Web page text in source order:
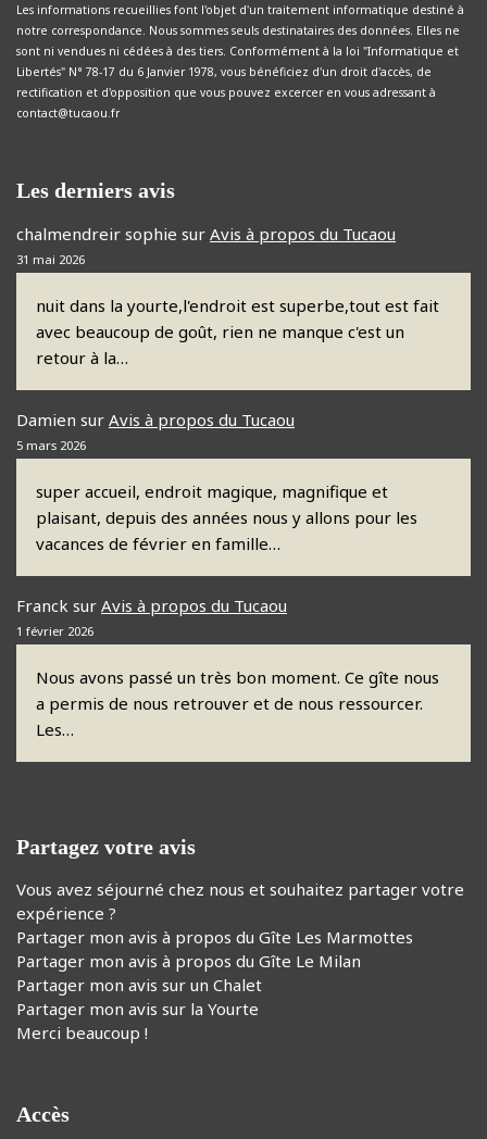
Les informations recueillies font l'objet d'un traitement informatique destiné à
notre correspondance. Nous sommes seuls destinataires des données. Elles ne
sont ni vendues ni cédées à des tiers. Conformément à la loi "Informatique et
Libertés" N° 78-17 du 6 Janvier 1978, vous bénéficiez d'un droit d'accès, de
rectification et d'opposition que vous pouvez excercer en vous adressant à
contact@tucaou.fr
Les derniers avis
chalmendreir sophie sur Avis à propos du Tucaou
31 mai 2026
nuit dans la yourte,l'endroit est superbe,tout est fait
avec beaucoup de goût, rien ne manque c'est un
retour à la…
Damien sur Avis à propos du Tucaou
5 mars 2026
super accueil, endroit magique, magnifique et
plaisant, depuis des années nous y allons pour les
vacances de février en famille…
Franck sur Avis à propos du Tucaou
1 février 2026
Nous avons passé un très bon moment. Ce gîte nous
a permis de nous retrouver et de nous ressourcer.
Les…
Partagez votre avis
Vous avez séjourné chez nous et souhaitez partager votre
expérience ?
Partager mon avis à propos du Gîte Les Marmottes
Partager mon avis à propos du Gîte Le Milan
Partager mon avis sur un Chalet
Partager mon avis sur la Yourte
Merci beaucoup !
Accès